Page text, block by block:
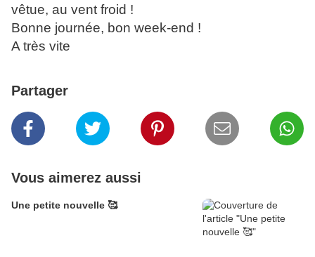
vêtue, au vent froid !
Bonne journée, bon week-end !
A très vite
Partager
Vous aimerez aussi
Une petite nouvelle 🥰